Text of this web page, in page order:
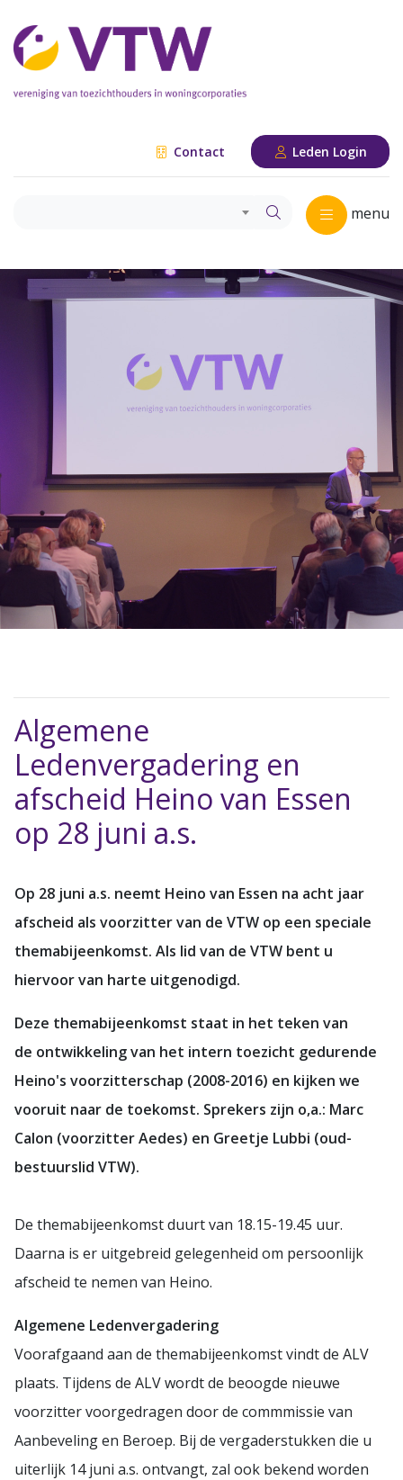
Contact Leden Login
menu
Algemene
Ledenvergadering en
afscheid Heino van Essen
op 28 juni a.s.
Op 28 juni a.s. neemt Heino van Essen na acht jaar
afscheid als voorzitter van de VTW op een speciale
themabijeenkomst. Als lid van de VTW bent u
hiervoor van harte uitgenodigd.
Deze themabijeenkomst staat in het teken van
de ontwikkeling van het intern toezicht gedurende
Heino's voorzitterschap (2008-2016) en kijken we
vooruit naar de toekomst. Sprekers zijn o,a.: Marc
Calon (voorzitter Aedes) en Greetje Lubbi (oud-
bestuurslid VTW).
De themabijeenkomst duurt van 18.15-19.45 uur.
Daarna is er uitgebreid gelegenheid om persoonlijk
afscheid te nemen van Heino.
Algemene Ledenvergadering
Voorafgaand aan de themabijeenkomst vindt de ALV
plaats. Tijdens de ALV wordt de beoogde nieuwe
voorzitter voorgedragen door de commmissie van
Aanbeveling en Beroep. Bij de vergaderstukken die u
uiterlijk 14 juni a.s. ontvangt, zal ook bekend worden